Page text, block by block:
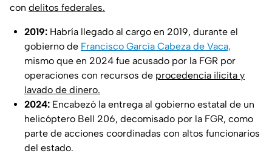
con delitos federales.
2019: Habría llegado al cargo en 2019, durante el
gobierno de Francisco García Cabeza de Vaca,
mismo que en 2024 fue acusado por la FGR por
operaciones con recursos de procedencia ilícita y
lavado de dinero.
2024: Encabezó la entrega al gobierno estatal de un
helicóptero Bell 206, decomisado por la FGR, como
parte de acciones coordinadas con altos funcionarios
del estado.